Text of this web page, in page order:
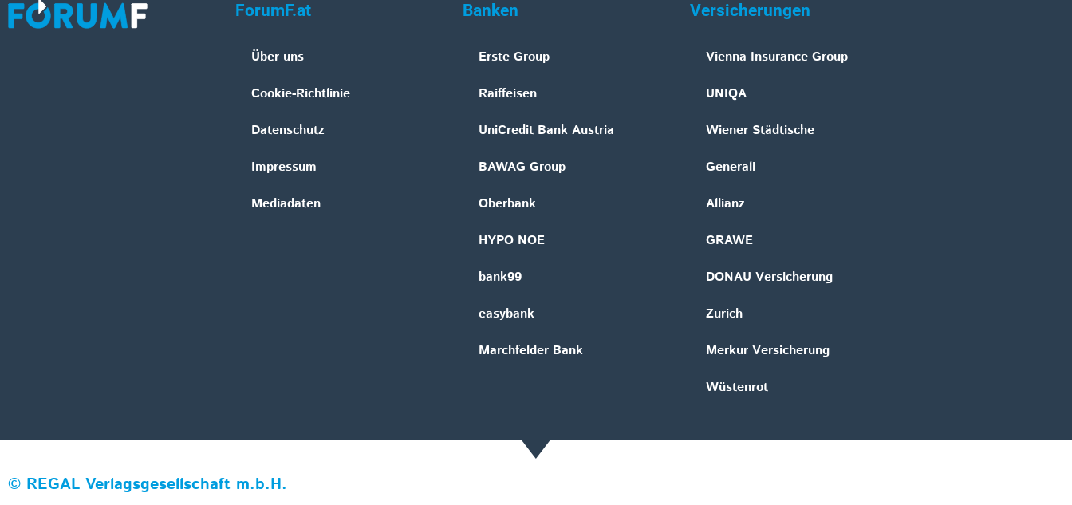
ForumF.at
Über uns
Cookie-Richtlinie
Datenschutz
Impressum
Mediadaten
Banken
Erste Group
Raiffeisen
UniCredit Bank Austria
BAWAG Group
Oberbank
HYPO NOE
bank99
easybank
Marchfelder Bank
Versicherungen
Vienna Insurance Group
UNIQA
Wiener Städtische
Generali
Allianz
GRAWE
DONAU Versicherung
Zurich
Merkur Versicherung
Wüstenrot
© REGAL Verlagsgesellschaft m.b.H.